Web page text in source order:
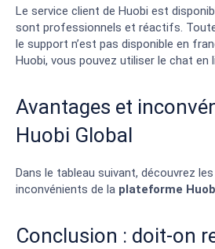
Le service client de Huobi est
sont professionnels et réactifs.
le support n’est pas disponible en
Huobi, vous pouvez utiliser le chat en
Avantages et
Huobi Global
Dans le tableau suivant, découvrez
inconvénients de la plateforme
Conclusion : doit-on